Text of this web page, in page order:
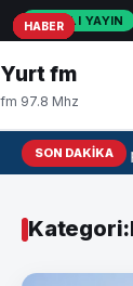
CANLI YAYIN
Yurt fm
fm 97.8 Mhz
SON DAKIKA
Milli
Kategori:
HABER
HABER
HABER
HABER
HABER
HABER
HABER
HABER
HABER
HABER